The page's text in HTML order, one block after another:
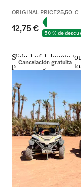
ORIGINAL PRICE25,50 €
12,75 € 50 % de
Cancelación gratuita
Slide 1 of 1, buggy
palmeraie y el